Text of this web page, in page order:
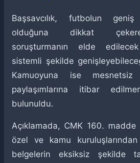
Başsavcılık, futbolun
olduğuna dikkat
soruşturmanın elde
sistemli şekilde
Kamuoyuna ise
paylaşımlarına itibar
bulunuldu.
Açıklamada, CMK 160. madde
özel ve kamu
belgelerin eksiksiz şekilde